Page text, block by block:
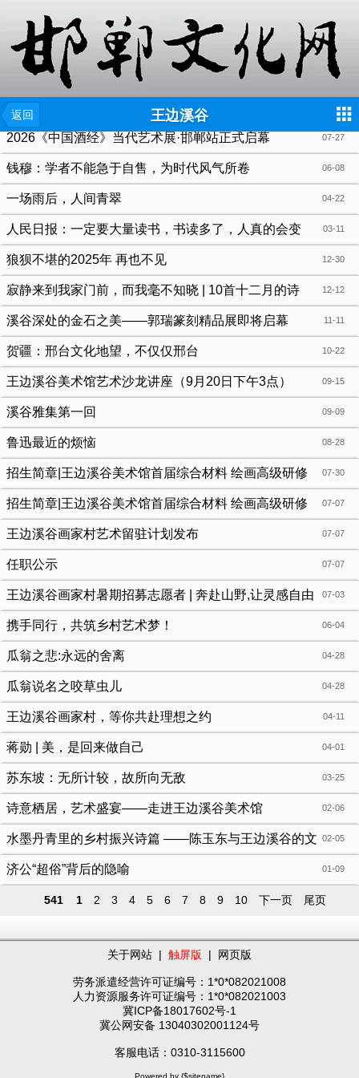
返回 王边溪谷
07-27
2026《中国酒经》当代艺术展·邯郸站正式启幕
06-08
钱穆：学者不能急于自售，为时代风气所卷
04-22
一场雨后，人间青翠
03-11
人民日报：一定要大量读书，书读多了，人真的会变
12-30
狼狈不堪的2025年 再也不见
12-12
寂静来到我家门前，而我毫不知晓 | 10首十二月的诗
11-11
溪谷深处的金石之美——郭瑞篆刻精品展即将启幕
10-22
贺疆：邢台文化地望，不仅仅邢台
09-15
王边溪谷美术馆艺术沙龙讲座（9月20日下午3点）
09-09
溪谷雅集第一回
08-28
鲁迅最近的烦恼
07-30
招生简章|王边溪谷美术馆首届综合材料 绘画高级研修
班(2025) 07-07
招生简章|王边溪谷美术馆首届综合材料 绘画高级研修
班(2025) 07-07
王边溪谷画家村艺术留驻计划发布
07-07
任职公示
07-03
王边溪谷画家村暑期招募志愿者 | 奔赴山野,让灵感自由
生长 06-04
携手同行，共筑乡村艺术梦！
04-28
瓜翁之悲:永远的舍离
04-28
瓜翁说名之咬草虫儿
04-11
王边溪谷画家村，等你共赴理想之约
04-01
蒋勋 | 美，是回来做自己
03-25
苏东坡：无所计较，故所向无敌
02-06
诗意栖居，艺术盛宴——走进王边溪谷美术馆
02-05
水墨丹青里的乡村振兴诗篇 ——陈玉东与王边溪谷的文
化觉醒 01-09
济公“超俗”背后的隐喻
541 1 2 3 4 5 6 7 8 9 10 下一页 尾页
关于网站 | 触屏版 | 网页版
劳务派遣经营许可证编号：1*0*082021008
人力资源服务许可证编号：1*0*082021003
冀ICP备18017602号-1
冀公网安备 13040302001124号
客服电话：0310-3115600
Powered by {$sitename}